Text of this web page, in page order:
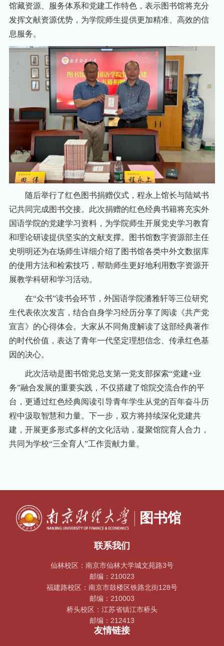
馆藏资源、服务体系和党建工作特色，表示图书馆将充分
发挥文献资源优势，为学院师生提供更加精准、高效的信
息服务。
随后举行了红色图书捐赠仪式，程永上馆长与陆斌书
记共同完成图书交接。此次捐赠的红色经典书籍将充实外
国语学院的党建学习资料，为学院师生开展党史学习教育
和理论研读提供坚实的文献支撑。图书馆数字资源部主任
史明明还为在场师生详细介绍了图书馆各类中外文数据库
的使用方法和检索技巧，帮助师生更好地利用数字资源开
展教学科研和学习活动。
在“众书”读书会环节，外国语学院潘雅轩等三位研究
生代表依次发言，结合自身学习经历分享了阅读《共产党
宣言》的心得体会。大家从不同角度解读了这部经典著作
的时代价值，表达了青年一代坚定理想信念、传承红色基
因的决心。
此次活动是图书馆党总支第一党支部探索“党建+业
务”融合发展的重要实践，不仅搭建了馆院交流合作的平
台，更通过红色经典阅读引导青年学生从党的百年奋斗历
程中汲取智慧和力量。下一步，双方将持续深化党建共
建，开展更多形式多样的文化活动，凝聚馆院育人合力，
共同为学校“三全育人”工作贡献力量。
联系我们
仙林校区：南京市仙林大学城文苑路3号
邮编：210023
福建路校区：南京市鼓楼区铁路北街128号
邮编：210003
桥头校区：江苏省镇江市桥头
邮编：212413
友情链接